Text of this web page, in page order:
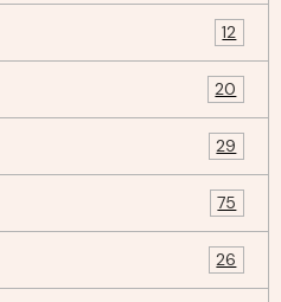
12
20
29
75
26